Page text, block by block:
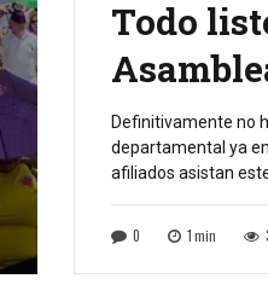
Todo
del
Definitivamente no
departamental ya
afiliados asistan
de Afiliados.
va la organización
bien titinos, tirando
0 1min